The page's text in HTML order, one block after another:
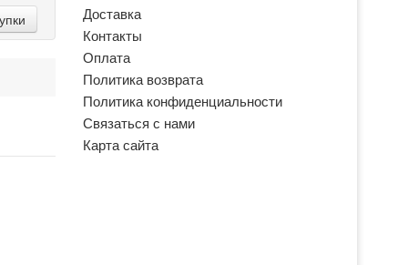
Доставка
Контакты
Оплата
Политика возврата
Политика конфиденциальности
Связаться с нами
Карта сайта